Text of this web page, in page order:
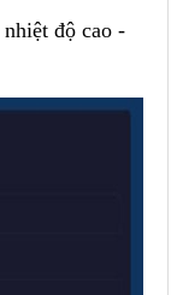
nhiệt độ cao -